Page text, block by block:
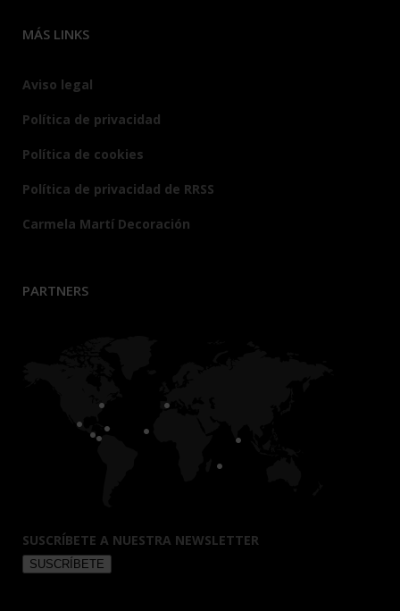
MÁS LINKS
Aviso legal
Política de privacidad
Política de cookies
Política de privacidad de RRSS
Carmela Martí Decoración
PARTNERS
SUSCRÍBETE A NUESTRA NEWSLETTER
SUSCRÍBETE